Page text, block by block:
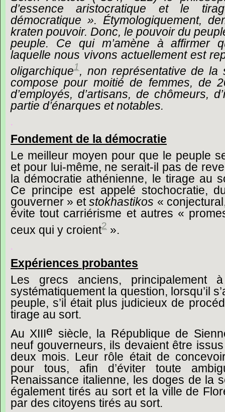
d’essence
aristocratique et le
démocratique ». Étymologiquement,
kraten pouvoir. Donc, le pouvoir du
peuple.
Ce qui m’amène à affirmer
laquelle nous vivons actuellement est
oligarchique1, non représentative de la
compose pour moitié de femmes, de
d’employés, d’artisans, de chômeurs,
partie d’énarques et notables.
.
Fondement de la démocratie
Le meilleur moyen pour que le peuple
et pour lui-même, ne serait-il pas de
la démocratie athénienne, le tirage au
Ce principe est appelé stochocratie,
gouverner » et stokhastikos «
évite tout carriérisme et autres «
ceux qui y croient2 ».
.
Expériences probantes
Les
grecs anciens, principalement
à
systématiquement la question, lorsqu’il
peuple, s’il était plus judicieux de
tirage au sort.
Au XIIIe siècle, la République de
neuf gouverneurs, ils devaient être issus
deux mois. Leur rôle était de
pour
tous, afin d’éviter toute
Renaissance italienne, les doges de la
également tirés au sort et la ville de
par des citoyens tirés au sort.